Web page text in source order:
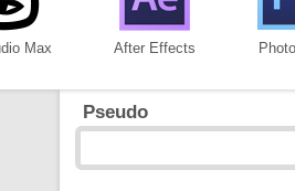
Max After Effects
Pseudo